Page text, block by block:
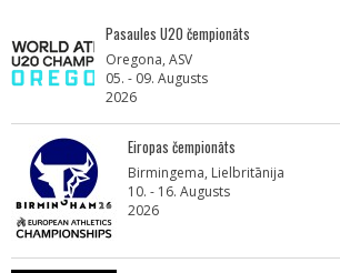
Pasaules U20 čempionāts
Oregona, ASV
05. - 09. Augusts
2026
Eiropas čempionāts
Birmingema, Lielbritānija
10. - 16. Augusts
2026